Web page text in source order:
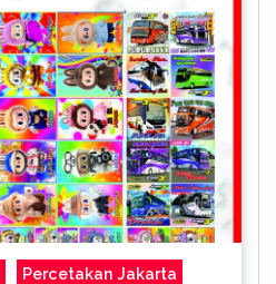
Percetakan Jakarta